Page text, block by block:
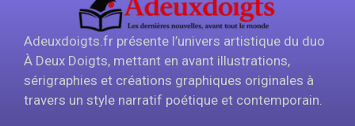
Adeuxdoigts.fr présente l’univers artistique du duo
À Deux Doigts, mettant en avant illustrations,
sérigraphies et créations graphiques originales à
travers un style narratif poétique et contemporain.